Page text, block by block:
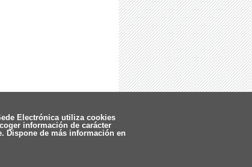
Electrónica utiliza cookies
información de carácter
Dispone de más información en